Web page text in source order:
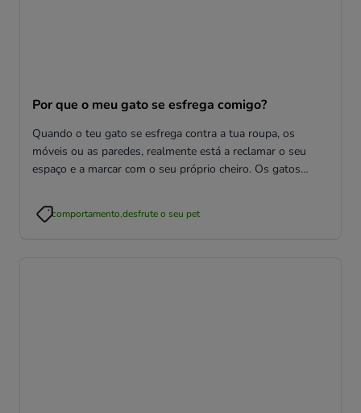
Por que o meu gato se esfrega comigo?
Quando o teu gato se esfrega contra a tua roupa, os
móveis ou as paredes, realmente está a reclamar o seu
espaço e a marcar com o seu próprio cheiro. Os gatos
confortáveis e a salvo.
comportamento,desfrute o seu pet